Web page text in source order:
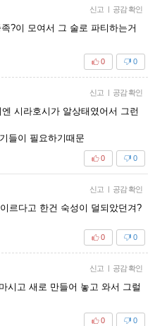
신고 | 공감 확인
?이 모여서 그 술로 파티하는거
0
0
신고 | 공감 확인
시라호시가 알상태였어서 그런
들이 필요하기때문
0
0
신고 | 공감 확인
르다고 한건 숙성이 덜되았던겨?
0
0
신고 | 공감 확인
시고 새로 만들어 놓고 와서 그럴
0
0